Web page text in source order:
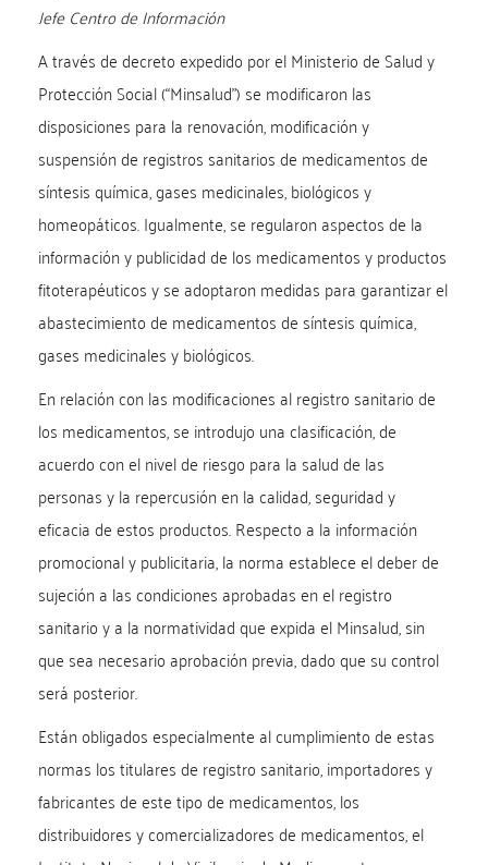
Jefe Centro de Información
A través de decreto expedido por el Ministerio de Salud y
Protección Social (“Minsalud”) se modificaron las
disposiciones para la renovación, modificación y
suspensión de registros sanitarios de medicamentos de
síntesis química, gases medicinales, biológicos y
homeopáticos. Igualmente, se regularon aspectos de la
información y publicidad de los medicamentos y productos
fitoterapéuticos y se adoptaron medidas para garantizar el
abastecimiento de medicamentos de síntesis química,
gases medicinales y biológicos.
En relación con las modificaciones al registro sanitario de
los medicamentos, se introdujo una clasificación, de
acuerdo con el nivel de riesgo para la salud de las
personas y la repercusión en la calidad, seguridad y
eficacia de estos productos. Respecto a la información
promocional y publicitaria, la norma establece el deber de
sujeción a las condiciones aprobadas en el registro
sanitario y a la normatividad que expida el Minsalud, sin
que sea necesario aprobación previa, dado que su control
será posterior.
Están obligados especialmente al cumplimiento de estas
normas los titulares de registro sanitario, importadores y
fabricantes de este tipo de medicamentos, los
distribuidores y comercializadores de medicamentos, el